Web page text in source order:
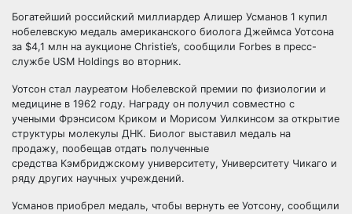
Богатейший российский миллиардер Алишер Усманов 1 купил
нобелевскую медаль американского биолога Джеймса Уотсона
за $4,1 млн на аукционе Christie’s, сообщили Forbes в пресс-
службе USM Holdings во вторник.
Уотсон стал лауреатом Нобелевской премии по физиологии и
медицине в 1962 году. Награду он получил совместно с
учеными Фрэнсисом Криком и Морисом Уилкинсом за открытие
структуры молекулы ДНК. Биолог выставил медаль на
продажу, пообещав отдать полученные
средства Кэмбриджскому университету, Университету Чикаго и
ряду других научных учреждений.
Усманов приобрел медаль, чтобы вернуть ее Уотсону, сообщили